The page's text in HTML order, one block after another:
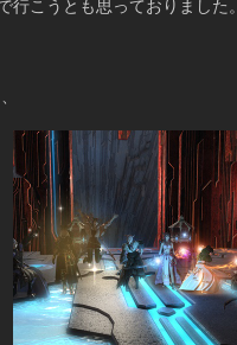
行こうとも思っておりました。